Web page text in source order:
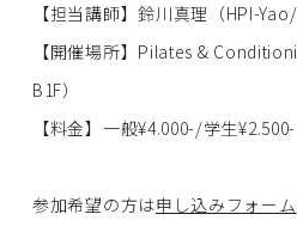
【担当講師】鈴川真理（HPI-
【開催場所】Pilates &
B1F）
【料金】一般¥4.000-/学生¥2.500-
参加希望の方は申し込みフォーム